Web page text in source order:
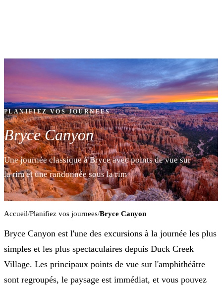
PLANIFIEZ VOS JOURNEES
Bryce Canyon
Une journée classique à Bryce avec points de vue sur
la rim et une randonnée sous la rim
Accueil/Planifiez vos journees/Bryce Canyon
Bryce Canyon est l'une des excursions à la journée les plus
simples et les plus spectaculaires depuis Duck Creek
Village. Les principaux points de vue sur l'amphithéâtre
sont regroupés, le paysage est immédiat, et vous pouvez